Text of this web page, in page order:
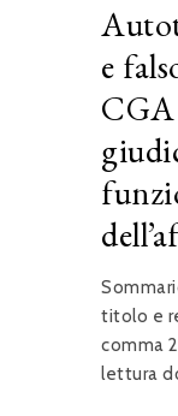
e
titolo e
comma
lettura